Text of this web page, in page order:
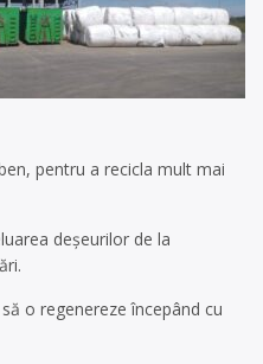
pentru a recicla mult mai
deșeurilor de la
o regenereze începând cu